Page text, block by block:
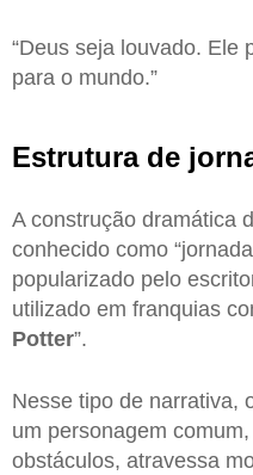
“Deus seja louvado. Ele
para o mundo.”
Estrutura de
A construção dramática
conhecido como
popularizado pelo
utilizado em franquias
Potter”.
Nesse tipo de narrativa,
um personagem
obstáculos, atravessa